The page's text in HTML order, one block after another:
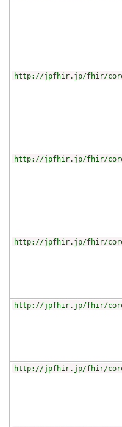
http://jpfhir.jp/fhir/core/
http://jpfhir.jp/fhir/core/
http://jpfhir.jp/fhir/core/
http://jpfhir.jp/fhir/core/
http://jpfhir.jp/fhir/core/